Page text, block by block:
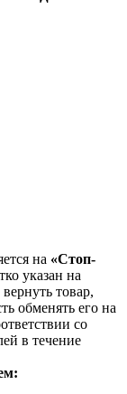
на «Стоп-
указан на
товар,
обменять его на
со
в течение